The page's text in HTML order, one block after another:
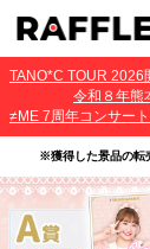
令和８年熊
※獲得した景品の転
・本サービスで獲得され
為は禁止しております。
・本サービスで獲得さ
しております。無断での